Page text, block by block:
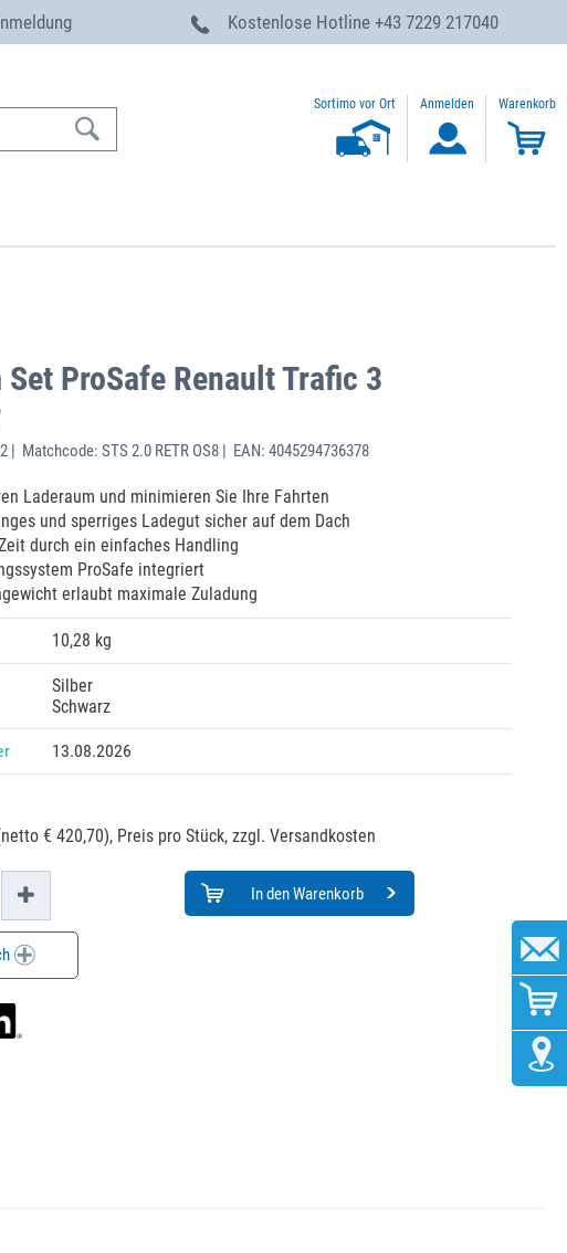
Kostenlose Hotline +43 7229 217040
Sortimo vor Ort Anmelden Warenkorb
Set ProSafe Renault Trafic 3
| Matchcode: STS 2.0 RETR OS8 | EAN: 4045294736378
Laderaum und minimieren Sie Ihre Fahrten
und sperriges Ladegut sicher auf dem Dach
durch ein einfaches Handling
ProSafe integriert
erlaubt maximale Zuladung
10,28 kg
Silber
Schwarz
13.08.2026
€ 420,70), Preis pro Stück, zzgl. Versandkosten
In den Warenkorb